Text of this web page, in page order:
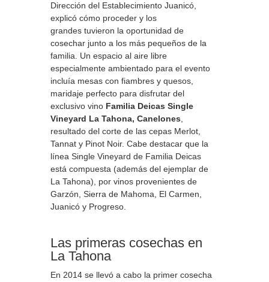
Dirección del Establecimiento Juanicó,
explicó cómo proceder y los
grandes tuvieron la oportunidad de
cosechar junto a los más pequeños de la
familia. Un espacio al aire libre
especialmente ambientado para el evento
incluía mesas con fiambres y quesos,
maridaje perfecto para disfrutar del
exclusivo vino Familia Deicas Single
Vineyard La Tahona, Canelones
resultado del corte de las cepas Merlot,
Tannat y Pinot Noir. Cabe destacar que la
línea Single Vineyard de Familia Deicas
está compuesta (además del ejemplar de
La Tahona), por vinos provenientes de
Garzón, Sierra de Mahoma, El Carmen,
Juanicó y Progreso.
Las primeras cosechas en
La Tahona
En 2014 se llevó a cabo la primer cosecha